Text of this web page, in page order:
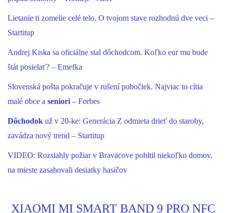
Lietanie ti zomelie celé telo. O tvojom stave rozhodnú dve veci –
Startitup
Andrej Kiska sa oficiálne stal dôchodcom. Koľko eur mu bude
štát posielať? – Emefka
Slovenská pošta pokračuje v rušení pobočiek. Najviac to cítia
malé obce a seniori– Forbes
Dôchodok už v 20-ke: Generácia Z odmieta drieť do staroby,
zavádza nový trend – Startitup
VIDEO: Rozsiahly požiar v Braväcove pohltil niekoľko domov,
na mieste zasahovali desiatky hasičov
XIAOMI MI SMART BAND 9 PRO NFC